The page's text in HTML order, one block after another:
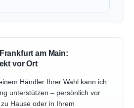
am Main:
vor Ort
Händler Ihrer Wahl kann ich
unterstützen – persönlich vor
Hause oder in Ihrem